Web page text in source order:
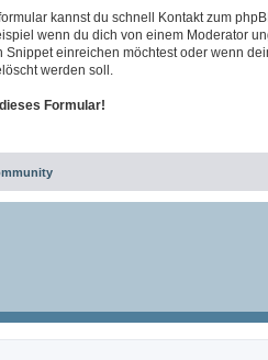
kannst du schnell Kontakt zum
wenn du dich von einem Moderator
Snippet einreichen möchtest oder wenn
werden soll.
Formular!